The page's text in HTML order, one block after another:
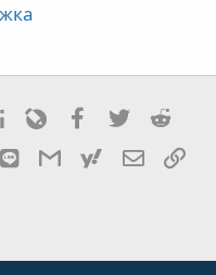
LiveinternetLivejournalFacebook
Twitter
LineGmailyahoomail